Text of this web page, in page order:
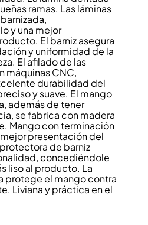
ramas. Las láminas
y una mejor
El barniz asegura
y uniformidad de la
El afilado de las
máquinas CNC,
durabilidad del
y suave. El mango
además de tener
se fabrica con madera
Mango con terminación
presentación del
de barniz
concediéndole
liso al producto. La
protege el mango contra
Liviana y práctica en el